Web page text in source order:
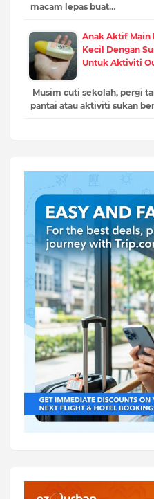
macam lepas buat…
Anak Aktif Main
Kecil Dengan
Untuk Aktiviti
Musim cuti sekolah, pergi
pantai atau aktiviti sukan